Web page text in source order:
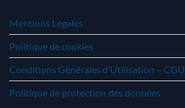
Mentions Légales
Politique de cookies
Conditions Générales d’Utilisation – CGU
Politique de protection des données